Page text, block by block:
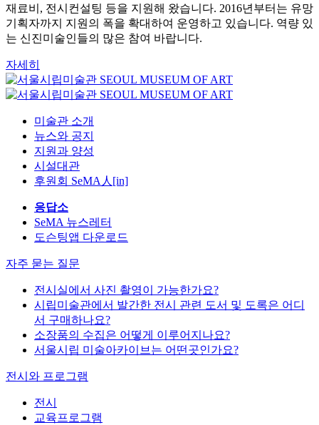
재료비, 전시컨설팅 등을 지원해 왔습니다. 2016년부터는 유망
기획자까지 지원의 폭을 확대하여 운영하고 있습니다. 역량 있
는 신진미술인들의 많은 참여 바랍니다.
자세히
미술관 소개
뉴스와 공지
지원과 양성
시설대관
후원회 SeMA人[in]
응답소
SeMA 뉴스레터
도슨팅앱 다운로드
자주 묻는 질문
전시실에서 사진 촬영이 가능한가요?
시립미술관에서 발간한 전시 관련 도서 및 도록은 어디
서 구매하나요?
소장품의 수집은 어떻게 이루어지나요?
서울시립 미술아카이브는 어떤곳인가요?
전시와 프로그램
전시
교육프로그램